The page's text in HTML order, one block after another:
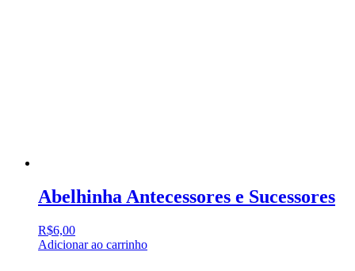
Abelhinha Antecessores e Sucessores
R$6,00
Adicionar ao carrinho